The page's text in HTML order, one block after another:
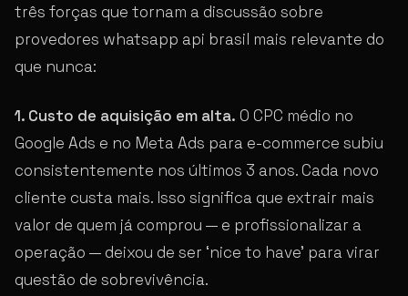
três forças que tornam a discussão sobre
provedores whatsapp api brasil mais relevante do
que nunca:
1. Custo de aquisição em alta. O CPC médio no
Google Ads e no Meta Ads para e-commerce subiu
consistentemente nos últimos 3 anos. Cada novo
cliente custa mais. Isso significa que extrair mais
valor de quem já comprou — e profissionalizar a
operação — deixou de ser ‘nice to have’ para virar
questão de sobrevivência.